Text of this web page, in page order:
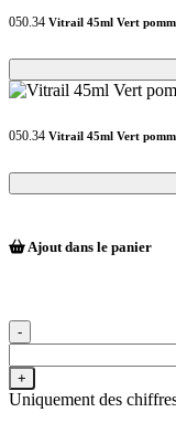
050.34 Vitrail 45ml Vert
Loading...
Loading...
050.34 Vitrail 45ml Vert
Loading...
Loading...
Ajout dans le panier
-
+
Uniquement des